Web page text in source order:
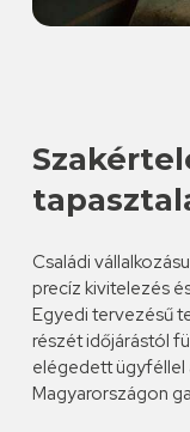
Családi
precíz kivitelezés
Egyedi tervezésű
részét időjárástól
elégedett ügyféllel
Magyarországon